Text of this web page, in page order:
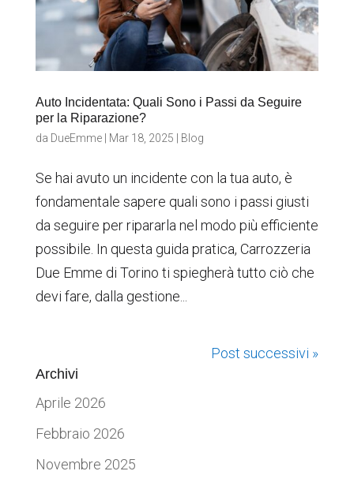
Auto Incidentata: Quali Sono i Passi da Seguire
per la Riparazione?
da DueEmme| Mar 18, 2025 Blog
Se hai avuto un incidente con la tua auto, è
fondamentale sapere quali sono i passi giusti
da seguire per ripararla nel modo più efficiente
possibile. In questa guida pratica, Carrozzeria
Due Emme di Torino ti spiegherà tutto ciò che
devi fare, dalla gestione...
Post successivi »
Archivi
Aprile 2026
Febbraio 2026
Novembre 2025